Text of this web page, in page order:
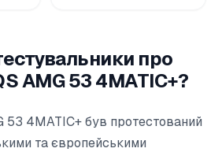
про
AMG 53 4MATIC+?
53 4MATIC+ був протестований
та європейськими